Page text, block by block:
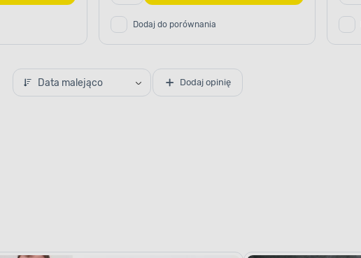
Dodaj do porównania
Data malejąco Dodaj opinię